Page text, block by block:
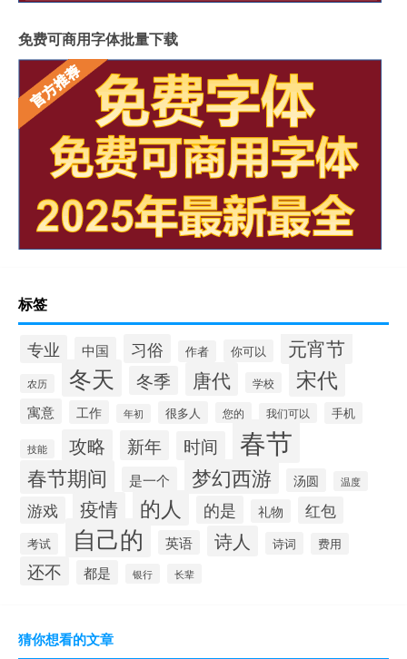
免费可商用字体批量下载
标签
专业 中国 习俗 作者 你可以 元宵节
农历 冬天 冬季 唐代 学校 宋代
寓意 工作 年初 很多人 您的 我们可以 手机
技能 攻略 新年 时间 春节
春节期间 是一个 梦幻西游 汤圆 温度
游戏 疫情 的人 的是 礼物 红包
考试 自己的 英语 诗人 诗词 费用
还不 都是 银行 长辈
猜你想看的文章